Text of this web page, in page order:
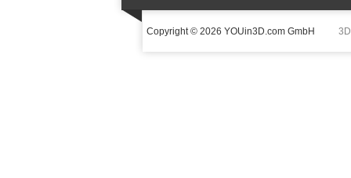
Copyright © 2026 YOUin3D.com GmbH